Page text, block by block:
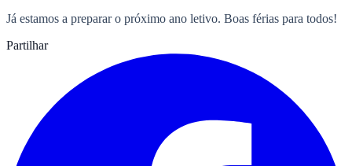
Já estamos a preparar o próximo ano letivo. Boas férias para todos!
Partilhar